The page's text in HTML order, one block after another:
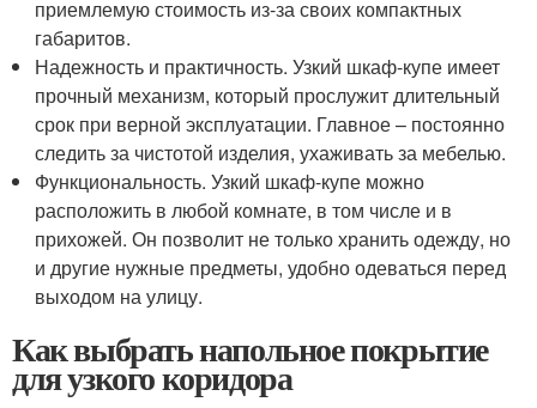
приемлемую стоимость из-за своих компактных
габаритов.
Надежность и практичность. Узкий шкаф-купе имеет
прочный механизм, который прослужит длительный
срок при верной эксплуатации. Главное – постоянно
следить за чистотой изделия, ухаживать за мебелью.
Функциональность. Узкий шкаф-купе можно
расположить в любой комнате, в том числе и в
прихожей. Он позволит не только хранить одежду, но
и другие нужные предметы, удобно одеваться перед
выходом на улицу.
Как выбрать напольное покрытие
для узкого коридора